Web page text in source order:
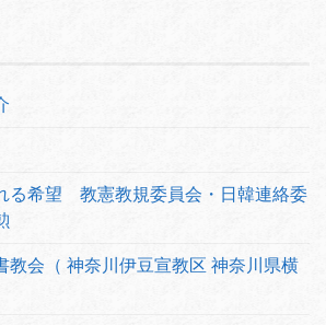
る希望 教憲教規委員会・日韓連絡委
会（ 神奈川伊豆宣教区 神奈川県横